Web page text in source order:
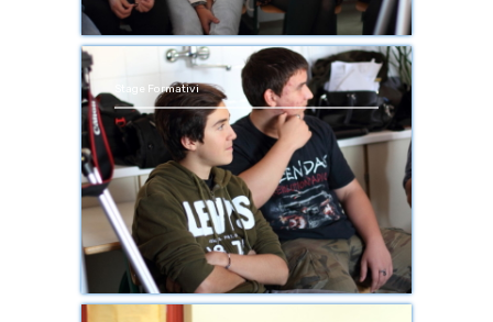
Stage Formativi